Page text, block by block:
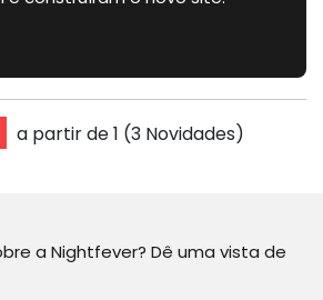
a partir de 1 (3 Novidades)
a Nightfever? Dê uma vista de